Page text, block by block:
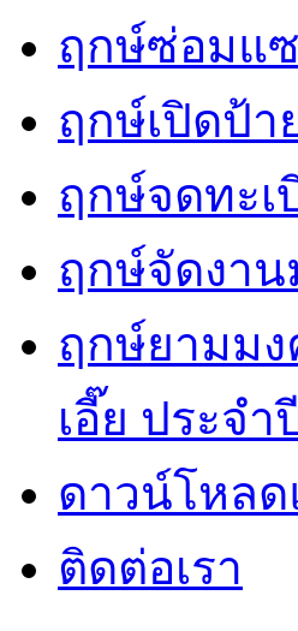
ฤกษ์ซ่อมแ
ฤกษ์เปิดป้า
ฤกษ์จดทะเ
ฤกษ์จัดงา
ฤกษ์ยามมง
เอี๊ย ประจำ
ดาวน์โหล
ติดต่อเรา